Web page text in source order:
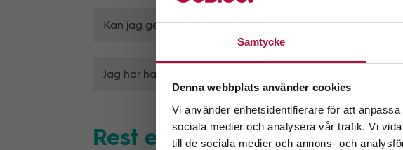
Samtycke
Denna webbplats använder cookies
Vi använder enhetsidentifierare för att
sociala medier och analysera vår trafik. Vi
till de sociala medier och annons- och
Kan jag ge blod om jag har haft cancer?
Jag har haft covid-19, när kan jag ge blod igen?
Rest eller bott utomlands
Välj ditt län.
Genom att fortsätta